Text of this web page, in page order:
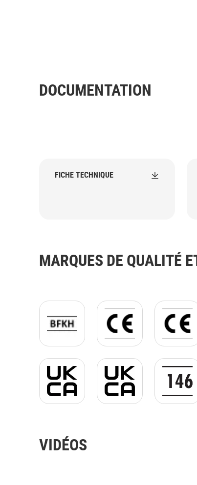
DOCUMENTATION
FICHE TECHNIQUE
MARQUES DE QUALITÉ
Logo BFKH.jpg
UKCA jpg.jpg UKCA jpg.jpg EN
VIDÉOS